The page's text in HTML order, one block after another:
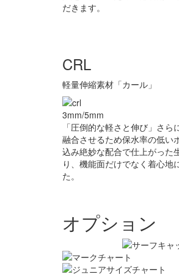
だきます。
CRL
軽量伸縮素材「カール」
3mm/5mm
「圧倒的な軽さと伸び」さ
融合させるため保水率の低い
込み絶妙な配合で仕上がった
り、機能面だけでなく着心地
た。
オプション